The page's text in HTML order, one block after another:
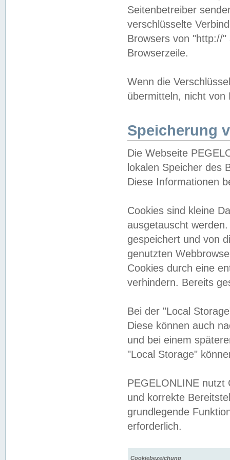
Seitenbetreiber
verschlüsselte
Browsers von "http://
Browserzeile.
Wenn die
übermitteln, nicht von
Speicherung
Die Webseite
lokalen Speicher des
Diese Informationen
Cookies sind kleine
ausgetauscht
gespeichert und von
genutzten
Cookies durch eine
verhindern. Bereits
Bei der "Local
Diese können auch
und bei einem
"Local Storage"
PEGELONLINE nutzt
und korrekte
grundlegende
erforderlich.
Cookiebezeichung